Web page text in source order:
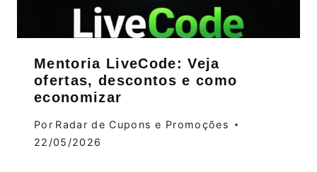
Mentoria LiveCode: Veja
ofertas, descontos e como
economizar
Por Radar de Cupons e Promoções
22/05/2026